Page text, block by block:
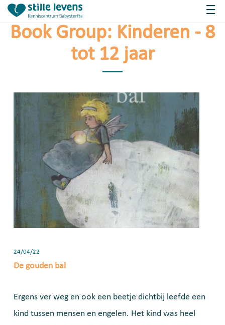
Book Group: Kinderen - 8
tot 12 jaar
24/04/22
De gouden bal
Ergens ver weg en ook een beetje dichtbij leefde een
kind tussen mensen en engelen. Het kind was heel